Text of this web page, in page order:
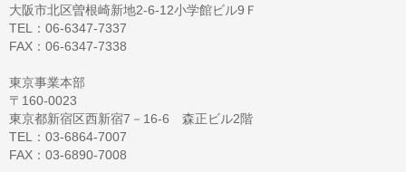
大阪市北区曽根崎新地2-6-12小学館ビル9Ｆ
TEL：06-6347-7337
FAX：06-6347-7338
東京事業本部
〒160-0023
東京都新宿区西新宿7－16-6 森正ビル2階
TEL：03-6864-7007
FAX：03-6890-7008